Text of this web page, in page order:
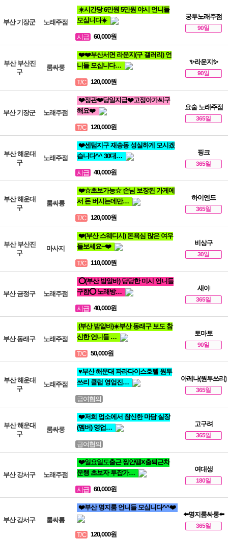
부산 기장군 노래주점
☀️시간당 6만원 5만원 야시 언니들
모십니다☀️
시급 60,000원
궁투노래주점
90일
부산 부산진
구
룸싸롱
❤️❤️부산서면 라운지(구 갤러리) 언
니들 모십니다…
T/C 120,000원
✨라운지✨
90일
부산 기장군 노래주점
❤️정관❤️당일지급❤️고정아가씨구
해요❤️
T/C 120,000원
요술 노래주점
365일
부산 해운대
구
노래주점
❤️센텀지구 재송동 성실하게 모시겠
습니다^^ 30대…
시급 40,000원
핑크
365일
부산 해운대
구
룸싸롱
❤️☆초보가능☆ 손님 보장된 가게에
서 돈 버시는데만…
T/C 120,000원
하이엔드
365일
부산 부산진
구
마사지
❤️(부산 스웨디시) 돈욕심 많은 여우
들보세요~❤️
T/C 110,000원
비상구
30일
부산 금정구 노래주점
⭕(부산 밤알바) 당당한 미시 언니들
구함⭕ 노래방…
시급 40,000원
새야
365일
부산 동래구 노래주점
(부산 밤알바)☀️부산 동래구 보도 참
신한 언니들 …
T/C 50,000원
토마토
90일
부산 해운대
구
노래주점
♥️부산 해운대 파라다이스호텔 원투
쓰리 클럽 영업진…
급여협의
아레나(원투쓰리)
365일
부산 해운대
구
룸싸롱
❤️저희 업소에서 참신한 마담 실장
(멤버) 영업…
급여협의
고구려
365일
부산 강서구 노래주점
❤️일요일도출근 찡안뗌X출퇴근차
운행 초보자 투잡가…
시급 60,000원
여대생
180일
부산 강서구 룸싸롱
❤️부산 명지룸 언니들 모십니다^^❤️
T/C 120,000원
⬅️명지룸싸롱⬅️
365일